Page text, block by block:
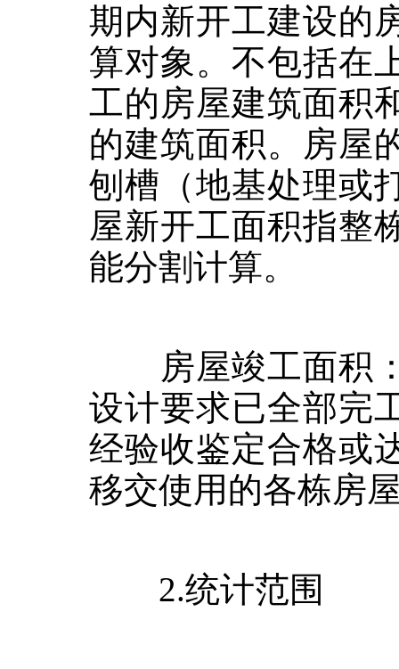
期内新开工建设的
算对象。不包括在
工的房屋建筑面积
的建筑面积。房屋
刨槽（地基处理或
屋新开工面积指整
能分割计算。
房屋竣工面积：
设计要求已全部完
经验收鉴定合格或
移交使用的各栋房
2.统计范围